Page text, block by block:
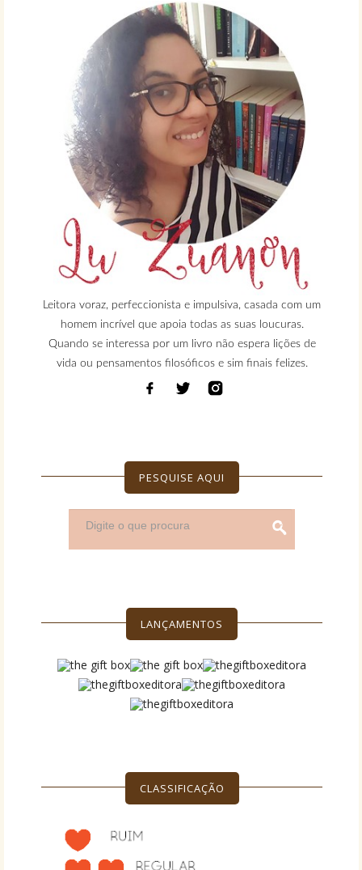
Leitora voraz, perfeccionista e impulsiva, casada com um
homem incrível que apoia todas as suas loucuras.
Quando se interessa por um livro não espera lições de
vida ou pensamentos filosóficos e sim finais felizes.
PESQUISE AQUI
LANÇAMENTOS
CLASSIFICAÇÃO